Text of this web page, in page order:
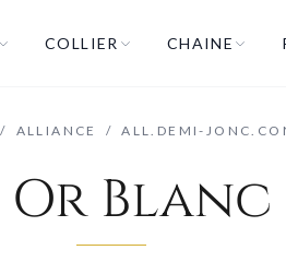
COLLIER CHAINE
/ ALLIANCE / ALL.DEMI-
Blanc